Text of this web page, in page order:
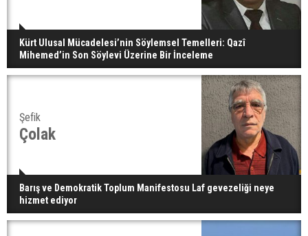
Kürt Ulusal Mücadelesi’nin Söylemsel Temelleri: Qazî
Mihemed’in Son Söylevi Üzerine Bir İnceleme
Şefik
Çolak
Barış ve Demokratik Toplum Manifestosu Laf gevezeliği neye
hizmet ediyor